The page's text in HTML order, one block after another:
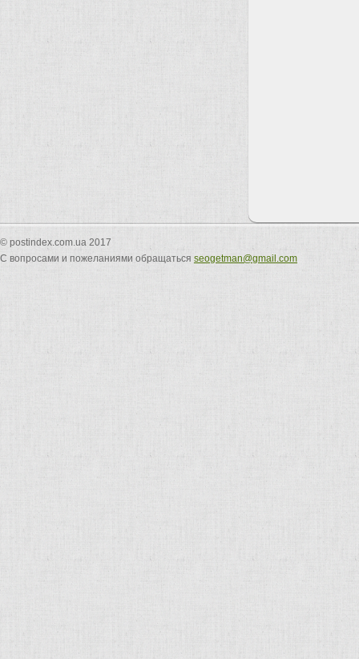
© postindex.com.ua 2017
С вопросами и пожеланиями обращаться seogetman@gmail.com